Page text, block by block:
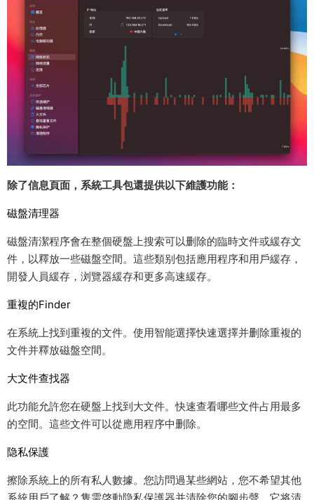
除了信息頁面，系統工具包還提供以下維護功能：
磁盤清理器
磁盤清潔程序會在整個硬盤上搜索可以删除的臨時文件或緩存文
件，以釋放一些磁盤空間。這些類别包括應用程序和用戶緩存，
開發人員緩存，浏覽器緩存和更多高速緩存。
重複的Finder
在系統上找到重複的文件。使用智能選擇快速選擇并删除重複的
文件并釋放磁盤空間。
大文件查找器
此功能允許您在硬盤上找到大文件。快速查看哪些文件占用最多
的空間。這些文件可以從應用程序中删除。
隐私保護
擦除系統上的所有私人數據。您訪問過某些網站，您不希望其他
系統用戶了解？隻需啓動隐私保護器并清除您的腳步聲，它将清